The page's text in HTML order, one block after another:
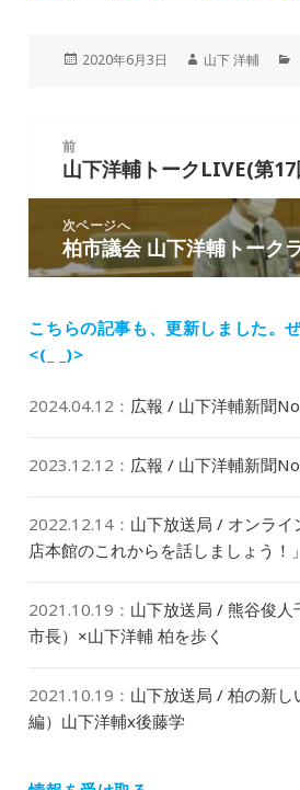
c
o
o
k
e ai k
n
e
投
2020年6月3日
作
山下 洋輔
ー
ョ
ン
前
前
の
投
稿:
山下洋輔トークLIVE(第
次ページへ
次
の
稿:
柏市議会 山下洋輔トーク
こちらの記事も、更新しました。
<(_ _)>
2024.04.12 ： 広報 / 山下洋輔新聞
2023.12.12 ： 広報 / 山下洋輔新聞
2022.12.14 ： 山下放送局 / オンライ
店本館のこれからを話しましょう！」
2021.10.19 ： 山下放送局 / 熊谷俊人
市長）×山下洋輔 柏を歩く
2021.10.19 ： 山下放送局 / 柏の新
編）山下洋輔x後藤学